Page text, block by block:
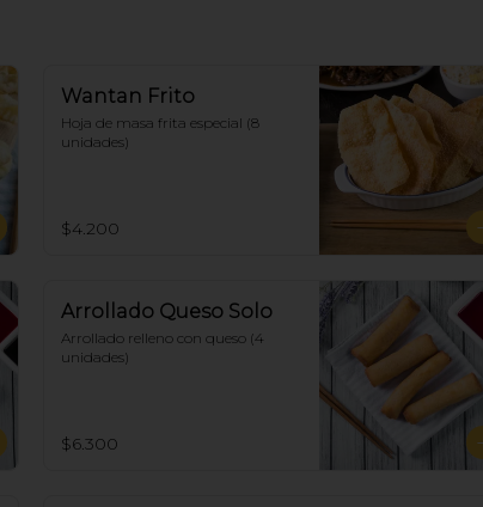
Wantan Frito
Hoja de masa frita especial (8
unidades)
$4.200
Arrollado Queso Solo
Arrollado relleno con queso (4
unidades)
$6.300